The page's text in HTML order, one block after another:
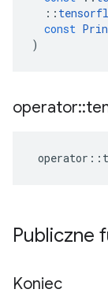
::
const
)
operator::
operator ::
Publiczne
Koniec